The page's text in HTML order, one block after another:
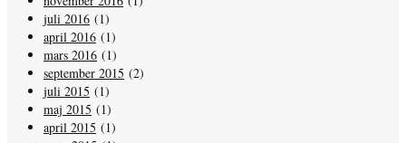
juli 2016 (1)
april 2016 (1)
mars 2016 (1)
september 2015 (2)
juli 2015 (1)
maj 2015 (1)
april 2015 (1)